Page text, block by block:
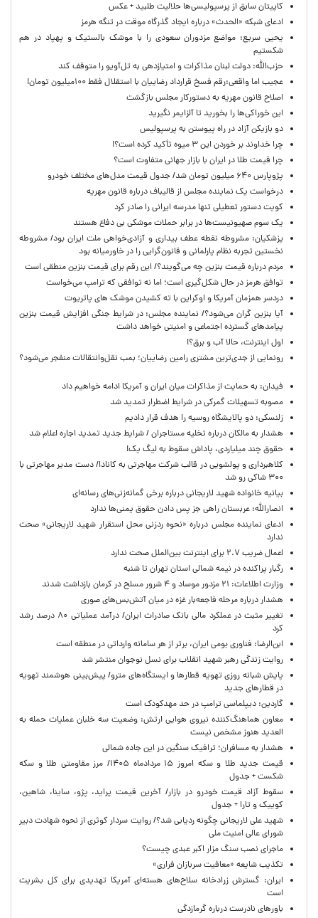
کاپیتان سابق از پرسپولیسی‌ها حلالیت طلبید + عکس
ادعای شبکه «الحدث» درباره ایجاد گذرگاه موقت در تنگه هرمز
یحیی سریع: مواضع مزدوران سعودی را با موشک بالستیک و پهپاد در هم
شکستیم
حزب‌الله: دولت لبنان مذاکرات و امتیازدهی به تل‌آویو را متوقف کند
عجیب اما واقعی:رقم فسخ قرارداد رضاییان با استقلال فقط ۱۰۰میلیون تومان!
اصلاح قانون مهریه به دستورکار مجلس بازگشت
این خوراکی‌ها را بخورید تا آلزایمر نگیرید
دو بازیکن آزاد در راه پیوستن به پرسپولیس
چرا خداوند بر خوردن این ۳ میوه تأکید کرده است؟!
چرا قیمت طلا در ایران با بازار جهانی متفاوت است؟
پژوپارس ۶۴۰ میلیون تومان شد/ جدول قیمت مدل‌های مختلف خودرو
درخواست یک نماینده مجلس از قالیباف درباره قانون مهریه
کویت دستور تعطیلی تنها مدرسه ایرانی را صادر کرد
یک‌ سوم صهیونیست‌ها در برابر حملات موشکی بی دفاع هستند
پزشکیان: مشروطه نقطه عطف بیداری و آزادی‌خواهی ملت ایران بود/ مشروطه
نخستین تجربه نظام پارلمانی و قانون‌گرایی را در خاورمیانه بود
مردم درباره قیمت بنزین چه می‌گویند؟/ این رقم برای قیمت بنزین منطقی است
توافق هرمز در حال شکل‌گیری است؛ اما نه توافقی که ترامپ می‌خواست
دردسر همزمان آمریکا و اوکراین با ته کشیدن موشک های پاتریوت
آیا بنزین گران می‌شود؟/ نماینده مجلس: در شرایط جنگی افزایش قیمت بنزین
پیامدهای گسترده اجتماعی و امنیتی خواهد داشت
اول اینترنت، حالا آب و برق؟!
رونمایی از جدی‌ترین مشتری رامین رضاییان؛ بمب نقل‌وانتقالات منفجر می‌شود؟
فیدان: به حمایت از مذاکرات میان ایران و آمریکا ادامه خواهیم داد
مصوبه تسهیلات گمرکی در شرایط اضطرار تمدید شد
زلنسکی: دو پالایشگاه روسیه را هدف قرار دادیم
هشدار به مالکان درباره تخلیه مستاجران / شرایط جدید تمدید اجاره اعلام شد
حقوق چند میلیاردی، پاداش سقوط به لیگ یک!
کلاهبرداری و پولشویی در قالب شرکت مهاجرتی به کانادا/ دست مدیر مهاجرتی با
۳۰۰ شاکی رو شد
بیانیه خانواده شهید لاریجانی درباره برخی گمانه‌زنی‌های رسانه‌ای
انصارالله: عربستان راهی جز پس دادن حقوق یمنی‌ها ندارد
ادعای نماینده مجلس درباره «نحوه ردزنی محل استقرار شهید لاریجانی» صحت
ندارد
اعمال ضریب ۲.۷ برای اینترنت بین‌الملل صحت ندارد
رگبار پراکنده در نیمه شمالی استان تهران تا شنبه
وزارت اطلاعات: ۲۱ مزدور موساد و ۴ شرور مسلح در کرمان بازداشت شدند
هشدار درباره مرحله فاجعه‌بار غزه در میان آتش‌بس‌های صوری
تغییر مثبت در عملکرد مالی بانک صادرات ایران/ درآمد عملیاتی ۸۰ درصد رشد
کرد
ابن‌الرضا: فناوری بومی ایران، برتر از هر سامانه وارداتی در منطقه است
روایت زندگی رهبر شهید انقلاب برای نسل نوجوان منتشر شد
پایش شبانه روزی تهویه قطارها و ایستگاه‌های مترو/ پیش‌بینی هوشمند تهویه
در قطارهای جدید
گاردین: دیپلماسی ترامپ در حد مهدکودک است
معاون هماهنگ‌کننده نیروی هوایی ارتش: وضعیت سه خلبان عملیات حمله به
العدید هنوز مشخص نیست
هشدار به مسافران؛ ترافیک سنگین در این جاده شمالی
قیمت جدید طلا و سکه امروز ۱۵ مردادماه ۱۴۰۵/ مرز مقاومتی طلا و سکه
شکست + جدول
سقوط آزاد قیمت خودرو در بازار/ آخرین قیمت پراید، پژو، ساینا، شاهین،
کوییک و تارا + جدول
شهید علی لاریجانی چگونه ردیابی شد؟/ روایت سردار کوثری از نحوه شهادت دبیر
شورای عالی امنیت ملی
ماجرای نصب سنگ مزار اکبر عبدی چیست؟
تکذیب شایعه «معافیت سربازان فراری»
ایران: گسترش زرادخانه سلاح‌های هسته‌ای آمریکا تهدیدی برای کل بشریت
است
باورهای نادرست درباره گرمازدگی